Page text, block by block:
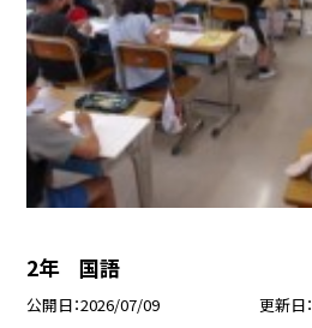
2年 国語
公開日 2026/07/09 更新日